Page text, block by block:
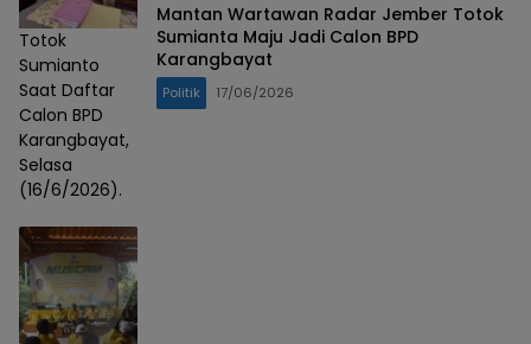
Totok
Sumianto
Saat Daftar
Calon BPD
Karangbayat,
Selasa
(16/6/2026).
Mantan Wartawan Radar Jember Totok
Sumianta Maju Jadi Calon BPD
Karangbayat
Politik 17/06/2026